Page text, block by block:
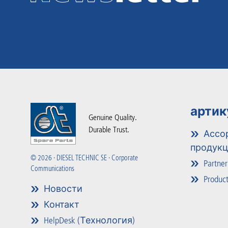
Genuine Quality.
Durable Trust.
© 2026 · DIESEL TECHNIC SE · Corporate
Communications
Новости
Контакт
HelpDesk (Технология)